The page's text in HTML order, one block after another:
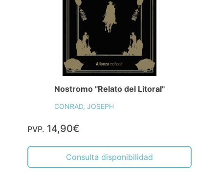
Nostromo "Relato del Litoral"
CONRAD, JOSEPH
PVP. 14,90€
Consulta disponibilidad